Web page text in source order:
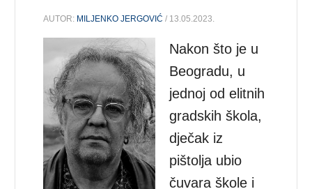
AUTOR: MILJENKO JERGOVIĆ / 13.05.2023.
Nakon što je u
Beogradu, u
jednoj od elitnih
gradskih škola,
dječak iz
pištolja ubio
čuvara škole i